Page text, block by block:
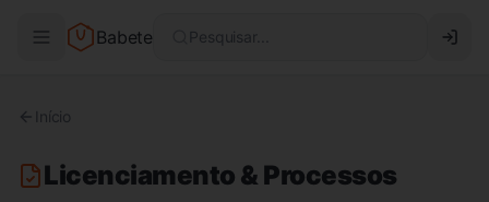
Babete Pesquisar...
Início
Licenciamento & Processos